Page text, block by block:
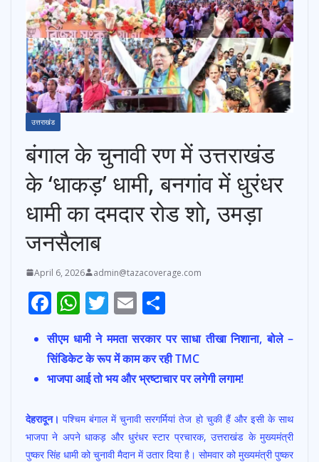
उत्तराखंड
बंगाल के चुनावी रण में उत्तराखंड
के ‘धाकड़’ धामी, बनगांव में धुरंधर
धामी का दमदार रोड शो, उमड़ा
जनसैलाब
April 6, 2026 admin@tazacoverage.com
F
ac
e
b
o
k
W
h
at
s
A
p
p
T
itt
er
E
ai
l
ar
e
सीएम धामी ने ममता सरकार पर साधा तीखा निशाना, बोले –
सिंडिकेट के रूप में काम कर रही TMC
भाजपा आई तो भय और भ्रष्टाचार पर लगेगी लगाम!
देहरादून।पश्चिम बंगाल में चुनावी सरगर्मियां तेज हो चुकी हैं और इसी के साथ
भाजपा ने अपने धाकड़ और धुरंधर स्टार प्रचारक, उत्तराखंड के मुख्यमंत्री
पुष्कर सिंह धामी को चुनावी मैदान में उतार दिया है। सोमवार को मुख्यमंत्री पुष्कर